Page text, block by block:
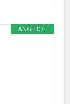
ANGEBOT